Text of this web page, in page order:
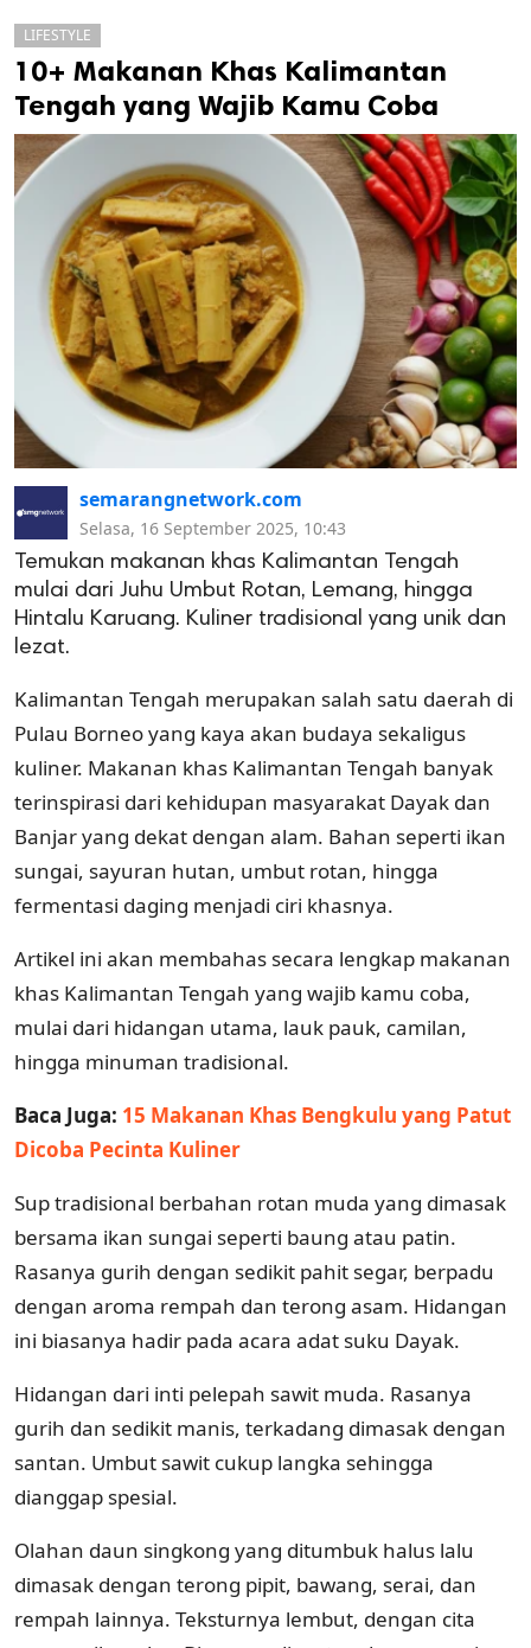
cipta.
LIFESTYLE
10+ Makanan Khas Kalimantan
Tengah yang Wajib Kamu Coba
semarangnetwork.com
Selasa, 16 September 2025, 10:43
Temukan makanan khas Kalimantan Tengah
mulai dari Juhu Umbut Rotan, Lemang, hingga
Hintalu Karuang. Kuliner tradisional yang unik dan
lezat.
Kalimantan Tengah merupakan salah satu daerah di
Pulau Borneo yang kaya akan budaya sekaligus
kuliner. Makanan khas Kalimantan Tengah banyak
terinspirasi dari kehidupan masyarakat Dayak dan
Banjar yang dekat dengan alam. Bahan seperti ikan
sungai, sayuran hutan, umbut rotan, hingga
fermentasi daging menjadi ciri khasnya.
Artikel ini akan membahas secara lengkap makanan
khas Kalimantan Tengah yang wajib kamu coba,
mulai dari hidangan utama, lauk pauk, camilan,
hingga minuman tradisional.
Baca Juga: 15 Makanan Khas Bengkulu yang Patut
Dicoba Pecinta Kuliner
Sup tradisional berbahan rotan muda yang dimasak
bersama ikan sungai seperti baung atau patin.
Rasanya gurih dengan sedikit pahit segar, berpadu
dengan aroma rempah dan terong asam. Hidangan
ini biasanya hadir pada acara adat suku Dayak.
Hidangan dari inti pelepah sawit muda. Rasanya
gurih dan sedikit manis, terkadang dimasak dengan
santan. Umbut sawit cukup langka sehingga
dianggap spesial.
Olahan daun singkong yang ditumbuk halus lalu
dimasak dengan terong pipit, bawang, serai, dan
rempah lainnya. Teksturnya lembut, dengan cita